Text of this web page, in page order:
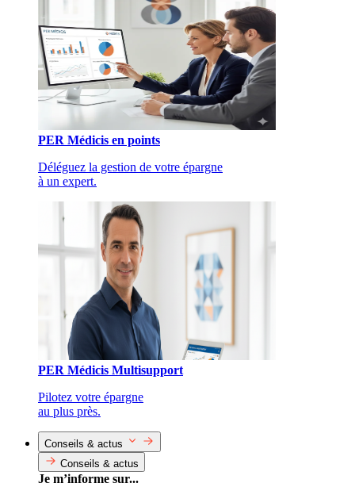
PER Médicis en points
Déléguez la gestion de votre épargne
à un expert.
PER Médicis Multisupport
Pilotez votre épargne
au plus près.
Conseils & actus
Conseils & actus
Je m’informe sur...